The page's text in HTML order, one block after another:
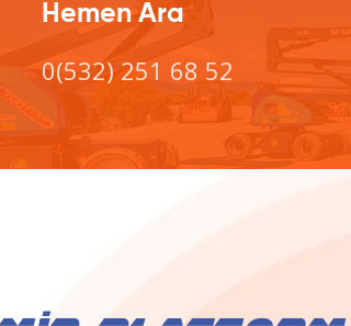
Hemen Ara
0(532) 251 68 52